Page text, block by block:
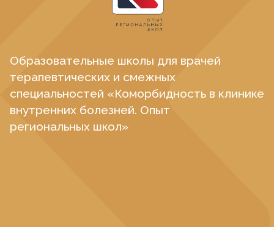
Образовательные школы для врачей
терапевтических и смежных
специальностей «Коморбидность в клинике
внутренних болезней. Опыт
региональных школ»